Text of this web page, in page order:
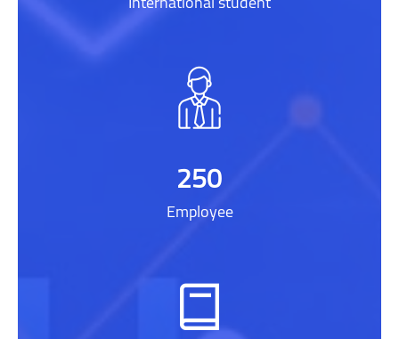
250
Employee